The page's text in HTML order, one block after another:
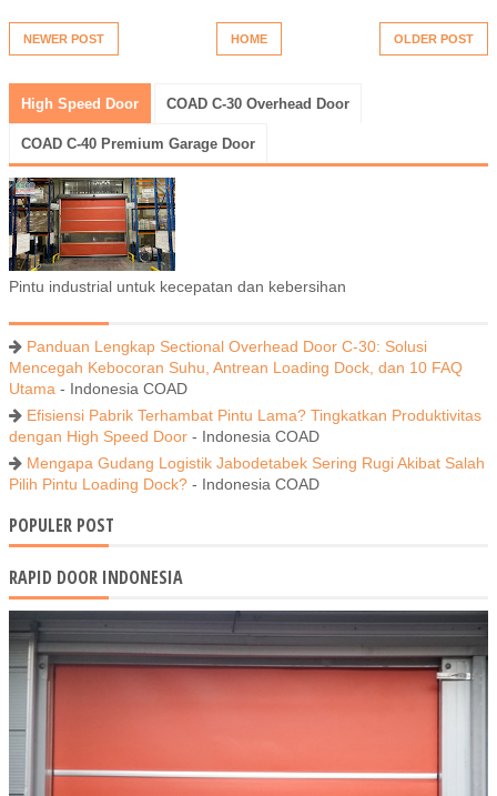
NEWER POST OLDER POST
HOME
High Speed Door COAD C-30 Overhead Door
COAD C-40 Premium Garage Door
Pintu industrial untuk kecepatan dan kebersihan
Panduan Lengkap Sectional Overhead Door C-30: Solusi
Mencegah Kebocoran Suhu, Antrean Loading Dock, dan 10 FAQ
Utama - Indonesia COAD
Efisiensi Pabrik Terhambat Pintu Lama? Tingkatkan Produktivitas
dengan High Speed Door - Indonesia COAD
Mengapa Gudang Logistik Jabodetabek Sering Rugi Akibat Salah
Pilih Pintu Loading Dock? - Indonesia COAD
POPULER POST
RAPID DOOR INDONESIA